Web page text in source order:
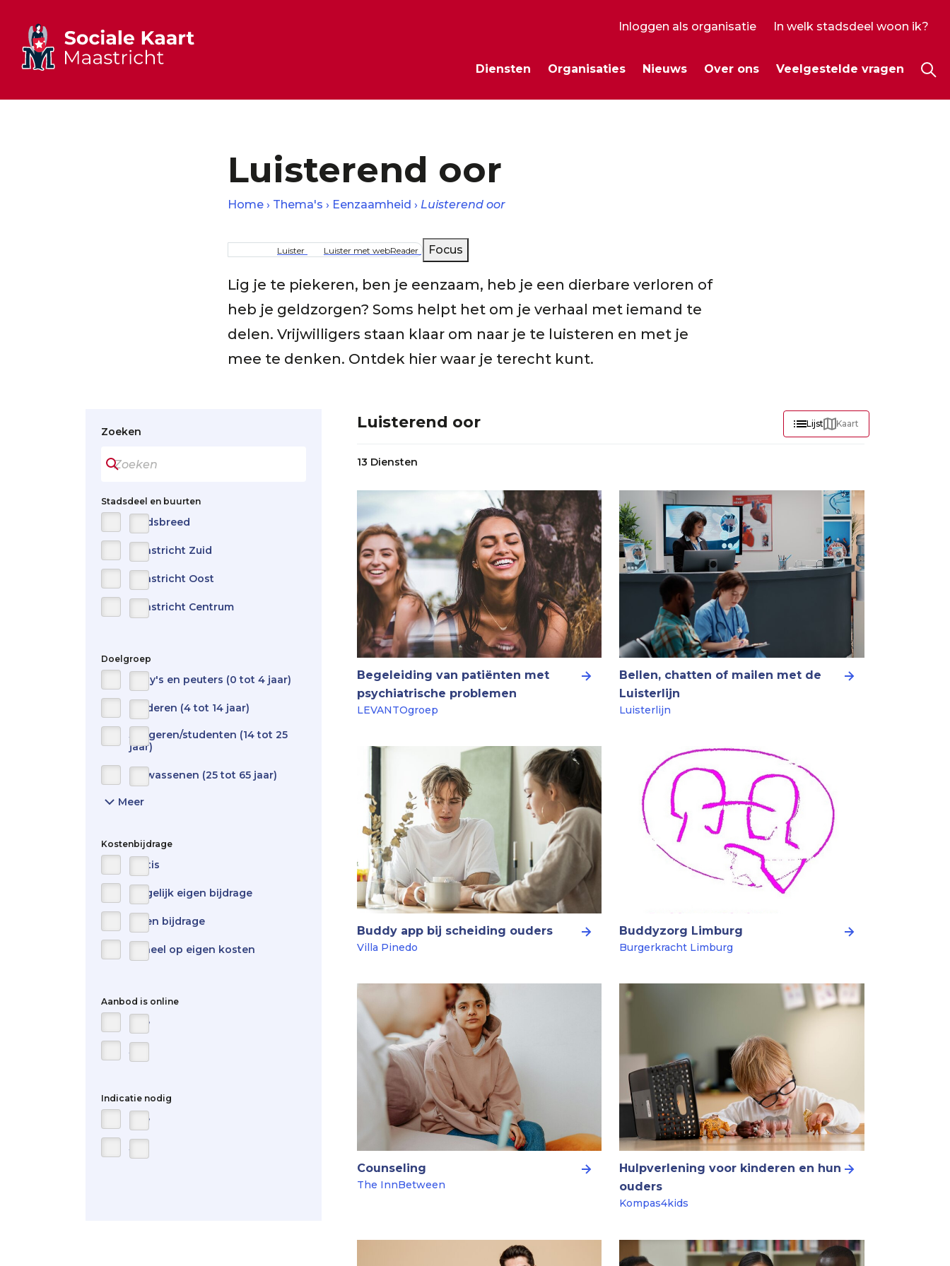
Secundair
Inloggen als organisatie In welk stadsdeel woon ik?
Diensten Organisaties Nieuws Over ons Veelgestelde vragen
Luisterend oor
Kruimelpad
Home Thema's Eenzaamheid Luisterend oor
Luister Luister met webReader Focus
Lig je te piekeren, ben je eenzaam, heb je een dierbare verloren of
heb je geldzorgen? Soms helpt het om je verhaal met iemand te
delen. Vrijwilligers staan klaar om naar je te luisteren en met je
mee te denken. Ontdek hier waar je terecht kunt.
Zoeken
Stadsdeel en buurten
Stadsbreed
Maastricht Zuid
Maastricht Oost
Maastricht Centrum
Doelgroep
Baby's en peuters (0 tot 4 jaar)
Kinderen (4 tot 14 jaar)
Jongeren/studenten (14 tot 25
jaar)
Volwassenen (25 tot 65 jaar)
Meer
Show
for
target-
audience
Kostenbijdrage
Gratis
Mogelijk eigen bijdrage
Eigen bijdrage
Geheel op eigen kosten
Aanbod is online
Nee
Indicatie nodig
Nee
Luisterend oor Lijst Kaart
13 Diensten
Begeleiding van patiënten met
psychiatrische problemen
LEVANTOgroep
Bellen, chatten of mailen met de
Luisterlijn
Luisterlijn
Buddy app bij scheiding ouders
Villa Pinedo
Buddyzorg Limburg
Burgerkracht Limburg
Counseling
The InnBetween
Hulpverlening voor kinderen en hun
ouders
Kompas4kids